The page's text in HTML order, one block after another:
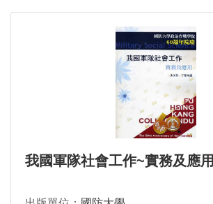
我國軍隊社會工作~實務及應用